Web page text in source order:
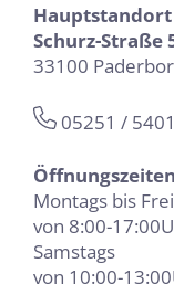
Schurz-Straße
33100
05251 /
Öffnungszeiten
Montags bis
von 8:00-
Samstags
von 10:00-